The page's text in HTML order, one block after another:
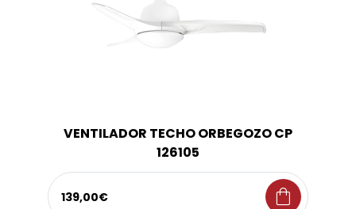
VENTILADOR TECHO ORBEGOZO CP
126105
139,00€ shopping_bag